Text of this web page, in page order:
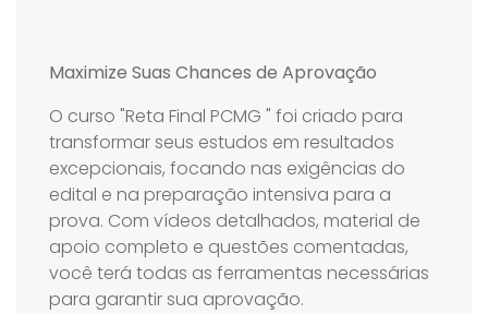
Maximize Suas Chances de Aprovação
O curso "Reta Final PCMG " foi criado para
transformar seus estudos em resultados
excepcionais, focando nas exigências do
edital e na preparação intensiva para a
prova. Com vídeos detalhados, material de
apoio completo e questões comentadas,
você terá todas as ferramentas necessárias
para garantir sua aprovação.